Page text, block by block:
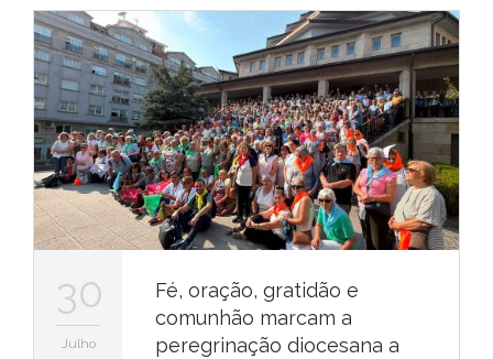
30
Julho
Fé, oração, gratidão e
comunhão marcam a
peregrinação diocesana a